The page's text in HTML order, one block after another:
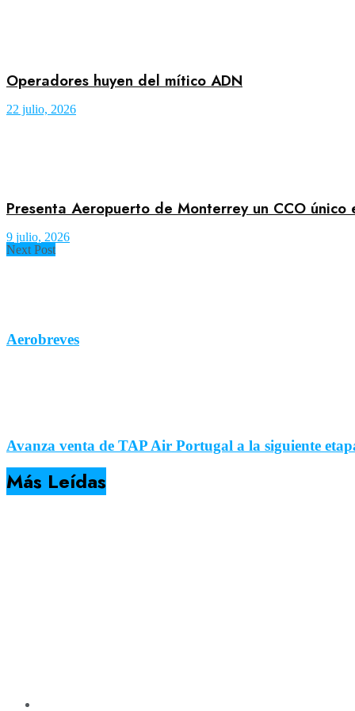
Operadores huyen del mítico ADN
22 julio, 2026
Presenta Aeropuerto de Monterrey un CCO único
9 julio, 2026
Next Post
Aerobreves
Avanza venta de TAP Air Portugal a la siguiente
Más Leídas